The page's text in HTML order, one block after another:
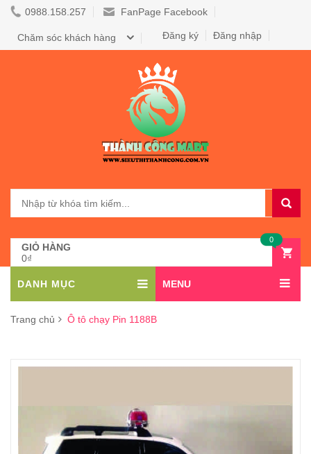
0988.158.257 FanPage Facebook
Đăng nhập
Đăng ký
Chăm sóc khách hàng
GIỎ HÀNG
0₫
0
DANH MỤC MENU
Trang chủ Ô tô chạy Pin 1188B